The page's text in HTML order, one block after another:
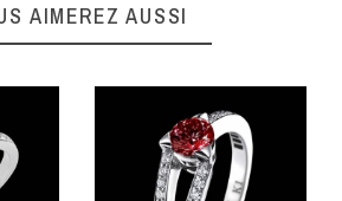
AIMEREZ AUSSI